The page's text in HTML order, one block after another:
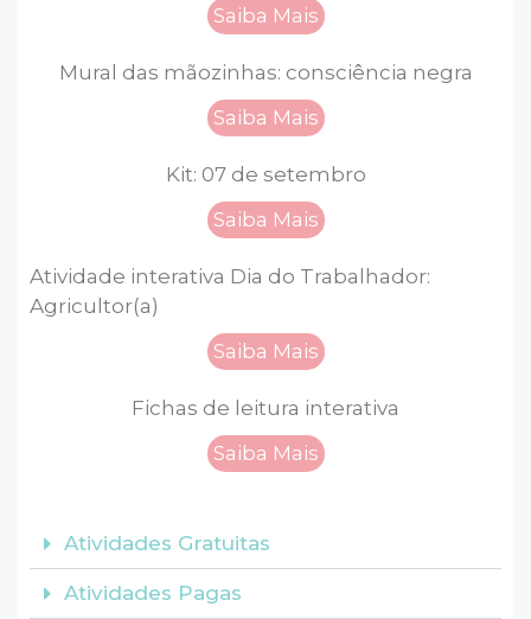
Saiba Mais
Mural das mãozinhas: consciência negra
Saiba Mais
Kit: 07 de setembro
Saiba Mais
Atividade interativa Dia do Trabalhador:
Agricultor(a)
Saiba Mais
Fichas de leitura interativa
Saiba Mais
Atividades Gratuitas
Atividades Pagas